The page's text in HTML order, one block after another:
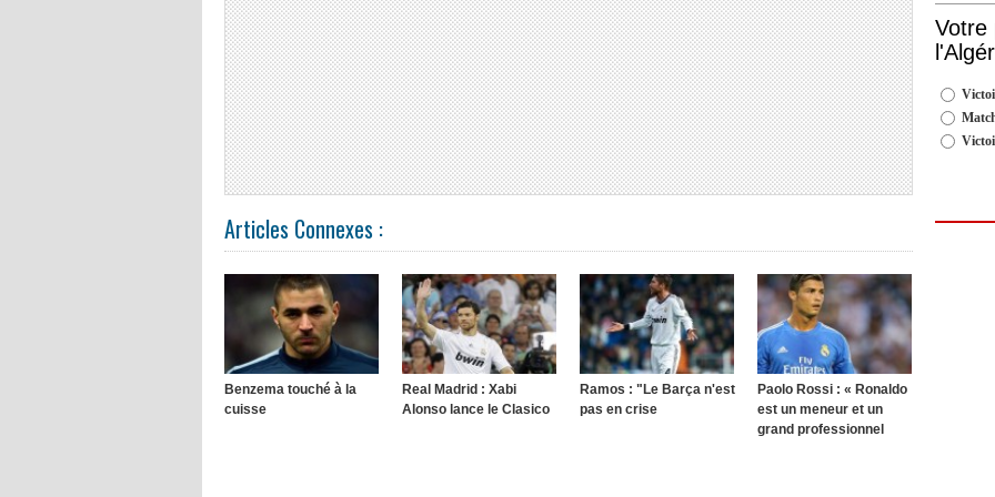
Articles Connexes :
Benzema touché à la
cuisse
Real Madrid : Xabi
Alonso lance le Clasico
Ramos : "Le Barça n'est
pas en crise
Paolo Rossi : « Ronaldo
est un meneur et un
grand professionnel
Votre